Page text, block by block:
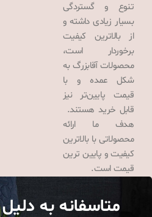
تنوع و گستردگی
بسیار زیادی داشته و
از بالاترین کیفیت
برخوردار است،
محصولات آقابزرگ به
شکل عمده و با
قیمت پایین‌تر نیز
قابل خرید هستند.
هدف ما ارائه
محصولاتی با بالاترین
کیفیت و پایین ترین
قیمت است.
متاسفانه به